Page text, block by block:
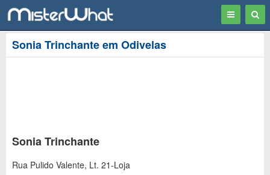
Toggle
navigation
Sonia Trinchante em Odivelas
Sonia Trinchante
Rua Pulido Valente, Lt. 21-Loja